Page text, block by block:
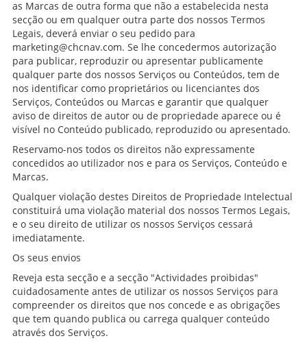
as Marcas de outra forma que não a estabelecida nesta
secção ou em qualquer outra parte dos nossos Termos
Legais, deverá enviar o seu pedido para
marketing@chcnav.com. Se lhe concedermos autorização
para publicar, reproduzir ou apresentar publicamente
qualquer parte dos nossos Serviços ou Conteúdos, tem de
nos identificar como proprietários ou licenciantes dos
Serviços, Conteúdos ou Marcas e garantir que qualquer
aviso de direitos de autor ou de propriedade aparece ou é
visível no Conteúdo publicado, reproduzido ou apresentado.
Reservamo-nos todos os direitos não expressamente
concedidos ao utilizador nos e para os Serviços, Conteúdo e
Marcas.
Qualquer violação destes Direitos de Propriedade Intelectual
constituirá uma violação material dos nossos Termos Legais,
e o seu direito de utilizar os nossos Serviços cessará
imediatamente.
Os seus envios
Reveja esta secção e a secção "Actividades proibidas"
cuidadosamente antes de utilizar os nossos Serviços para
compreender os direitos que nos concede e as obrigações
que tem quando publica ou carrega qualquer conteúdo
através dos Serviços.